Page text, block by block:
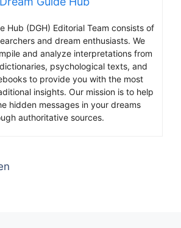
Hub (DGH) Editorial Team consists of
and dream enthusiasts. We
and analyze interpretations from
psychological texts, and
to provide you with the most
insights. Our mission is to help
hidden messages in your dreams
authoritative sources.